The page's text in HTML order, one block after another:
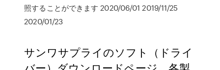
照することができます 2020/06/01 2019/11/25
2020/01/23
サンワサプライのソフト（ドライ